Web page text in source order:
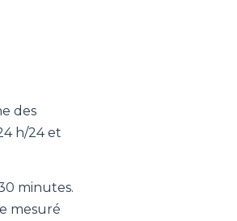
des
h/24 et
minutes.
mesuré